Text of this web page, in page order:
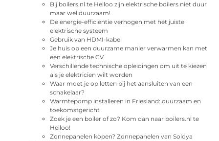
Bij boilers.nl te Heiloo zijn elektrische boilers niet duur
maar wel duurzaam!
De energie-efficiëntie verhogen met het juiste
elektrische systeem
Gebruik van HDMI-kabel
Je huis op een duurzame manier verwarmen kan met
een elektrische CV
Verschillende technische opleidingen om uit te kiezen
als je elektricien wilt worden
Waar moet je op letten bij het aansluiten van een
schakelaar?
Warmtepomp installeren in Friesland: duurzaam en
toekomstgericht
Zoek je een boiler of zo? Kom dan naar boilers.nl te
Heiloo!
Zonnepanelen kopen? Zonnepanelen van Soloya